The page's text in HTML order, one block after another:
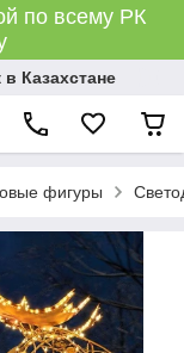
по всему РК
Казахстане
фигуры